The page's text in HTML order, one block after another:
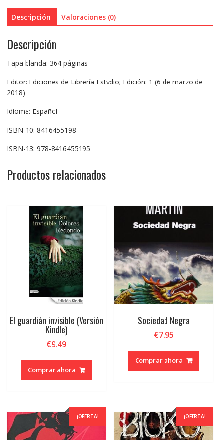
Descripción Valoraciones (0)
Descripción
Tapa blanda: 364 páginas
Editor: Ediciones de Librería Estvdio; Edición: 1 (6 de marzo de
2018)
Idioma: Español
ISBN-10: 8416455198
ISBN-13: 978-8416455195
Productos relacionados
El guardián invisible (Versión
Kindle)
€9.49
Comprar ahora
Sociedad Negra
€7.95
Comprar ahora
¡OFERTA! ¡OFERTA!